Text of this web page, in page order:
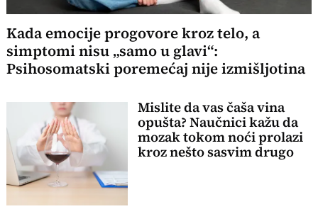
Kada emocije progovore kroz telo, a
simptomi nisu „samo u glavi“:
Psihosomatski poremećaj nije izmišljotina
Mislite da vas čaša vina
opušta? Naučnici kažu da
mozak tokom noći prolazi
kroz nešto sasvim drugo